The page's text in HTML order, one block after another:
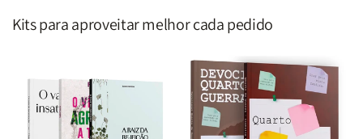
Kits para aproveitar melhor cada pedido